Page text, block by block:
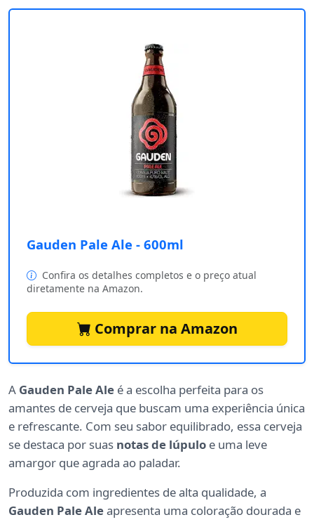
Gauden Pale Ale - 600ml
Confira os detalhes completos e o preço atual
diretamente na Amazon.
Comprar na Amazon
A Gauden Pale Ale é a escolha perfeita para os
amantes de cerveja que buscam uma experiência única
e refrescante. Com seu sabor equilibrado, essa cerveja
se destaca por suas notas de lúpulo e uma leve
amargor que agrada ao paladar.
Produzida com ingredientes de alta qualidade, a
Gauden Pale Aleapresenta uma coloração dourada e